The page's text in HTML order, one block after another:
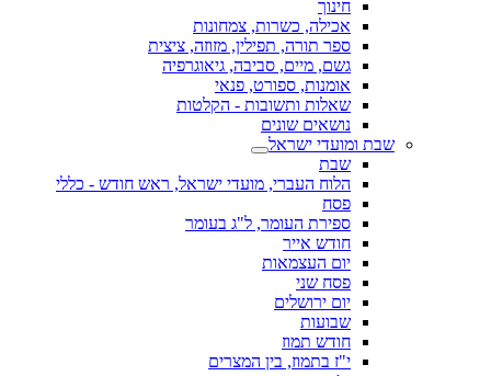
חינוך
אכילה, כשרות, צמחונות
ספר תורה, תפילין, מזוזה, ציצית
גשם, מיים, סביבה, גיאוגרפיה
אומנות, ספורט, פנאי
שאלות ותשובות - הקלטות
נושאים שונים
שבת ומועדי ישראל
שבת
הלוח העברי, מועדי ישראל, ראש חודש - כללי
פסח
ספירת העומר, ל"ג בעומר
חודש אייר
יום העצמאות
פסח שני
יום ירושלים
שבועות
חודש תמוז
י"ז בתמוז, בין המצרים